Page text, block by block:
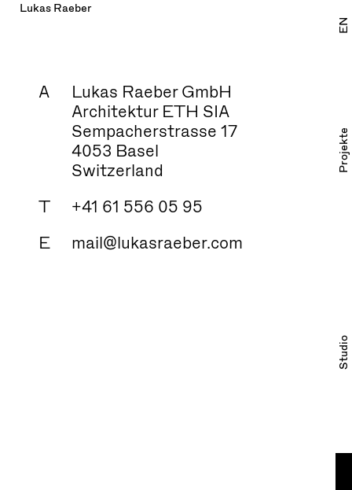
Projekte
Studio
EN
Lukas Raeber
A
Lukas Raeber GmbH
Architektur ETH SIA
Sempacherstrasse 17
4053 Basel
Switzerland
T
+41 61 556 05 95
E
mail@lukasraeber.com